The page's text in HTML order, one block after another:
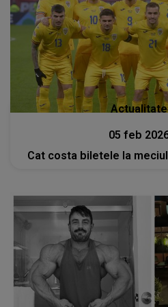
Actualitate
05 feb
Cat costa biletele la